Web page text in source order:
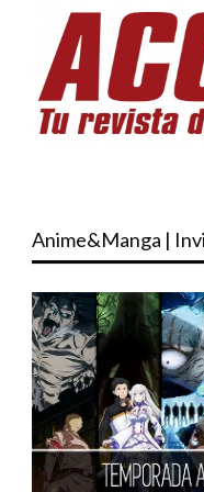
Anime&Manga |